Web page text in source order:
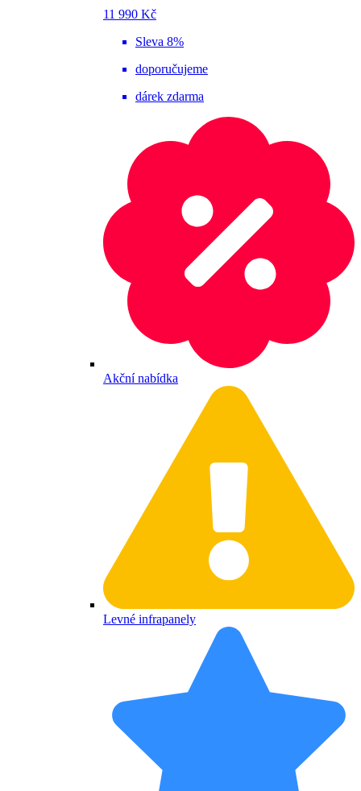
11 990 Kč
Sleva 8%
doporučujeme
dárek zdarma
Akční nabídka
Levné infrapanely